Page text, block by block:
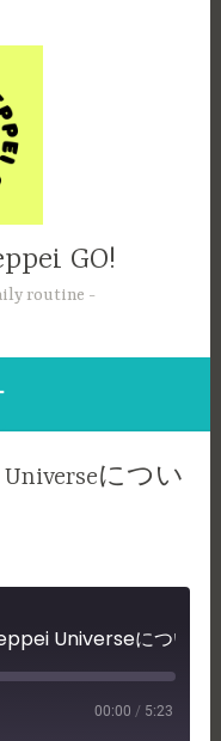
GO!
routine
Universeについ
00:00 / 5:23